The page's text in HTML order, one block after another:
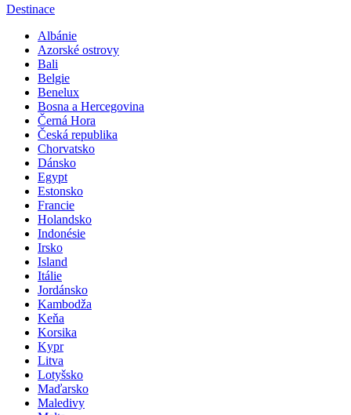
Destinace
Albánie
Azorské ostrovy
Bali
Belgie
Benelux
Bosna a Hercegovina
Černá Hora
Česká republika
Chorvatsko
Dánsko
Egypt
Estonsko
Francie
Holandsko
Indonésie
Irsko
Island
Itálie
Jordánsko
Kambodža
Keňa
Korsika
Kypr
Litva
Lotyšsko
Maďarsko
Maledivy